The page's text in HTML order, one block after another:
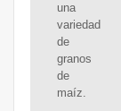
una
variedad
de
granos
de
maíz.